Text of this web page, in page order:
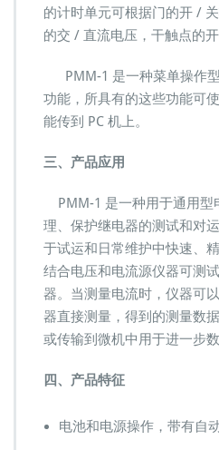
M
u
l
i
-
的计时单元可根据门的开 /
的交 / 直流电压，干触点的开
PMM-1 是一种菜单操作
功能，所具有的这些功能可
能传到 PC 机上。
三、产品应用
PMM-1 是一种用于通用型
理、保护继电器的测试和对
于试运和日常维护中快速、
结合电压和电流源仪器可测
器。当测量电流时，仪器可
器直接测量，得到的测量数
或传输到微机中用于进一步数
四、产品特征
电池和电源操作，带有自